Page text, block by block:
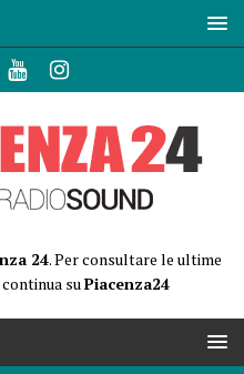
24. Per consultare le ultime
suPiacenza24